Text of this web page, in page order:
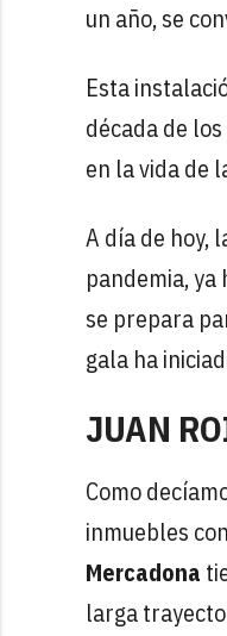
un año, se
Esta
década de
en la vida de
A día de hoy,
pandemia,
se prepara
gala ha
JUAN
Como
inmuebles
Mercadona
larga